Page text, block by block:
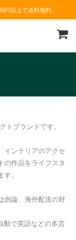
円以上で送料無料。
トブランドです。
インテリアのアクセ
の作品をライフスタ
。
勿論、海外配送の対
動で英語などの多言